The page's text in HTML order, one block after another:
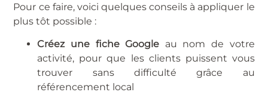
Pour ce faire, voici quelques conseils à appliquer le
plus tôt possible :
Créez une fiche Google au nom de votre
activité, pour que les clients puissent vous
trouver sans difficulté grâce au
référencement local